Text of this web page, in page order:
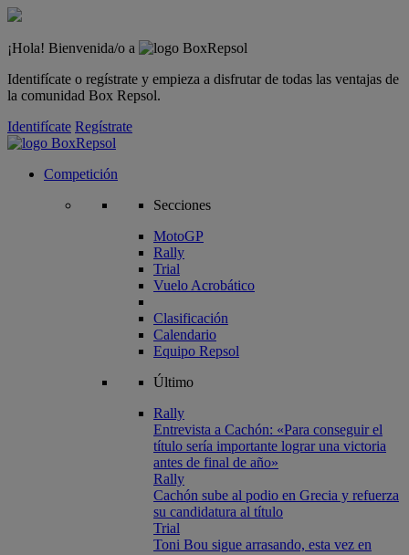
¡Hola! Bienvenida/o a
Identifícate o regístrate y empieza a disfrutar de todas las ventajas de
la comunidad Box Repsol.
Identifícate Regístrate
Competición
Secciones
MotoGP
Rally
Trial
Vuelo Acrobático
Clasificación
Calendario
Equipo Repsol
Último
Rally
Entrevista a Cachón: «Para conseguir el
título sería importante lograr una victoria
antes de final de año»
Rally
Cachón sube al podio en Grecia y refuerza
su candidatura al título
Trial
Toni Bou sigue arrasando, esta vez en